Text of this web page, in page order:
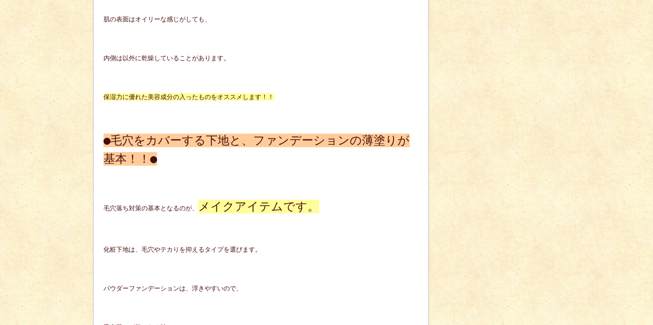
肌の表面はオイリーな感じがしても、
内側は以外に乾燥していることがあります。
保湿力に優れた美容成分の入ったものをオススメします！！
●毛穴をカバーする下地と、ファンデーションの薄塗りが
基本！！●
毛穴落ち対策の基本となるのが、 メイクアイテムです。
化粧下地は、毛穴やテカりを抑えるタイプを選びます。
パウダーファンデーションは、浮きやすいので、